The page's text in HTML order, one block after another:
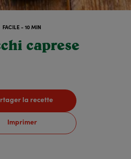
FACILE - 10 MIN
caprese
la recette
Imprimer